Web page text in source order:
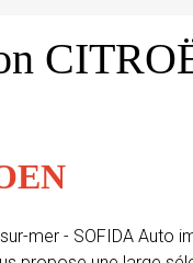
mer - SOFIDA Auto